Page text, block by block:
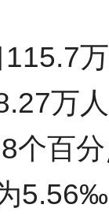
万
个百